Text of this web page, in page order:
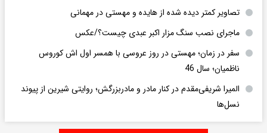
تصاویر کمتر دیده شده از هایده و مهستی در مهمانی
ماجرای نصب سنگ مزار اکبر عبدی چیست؟/عکس
سفر در زمان؛ مهستی در روز عروسی با همسر اول اش کوروس
ناظمیان؛ سال 46
المیرا شریفی‌مقدم در کنار مادر و مادربزرگش؛ روایتی شیرین از پیوند
نسل‌ها